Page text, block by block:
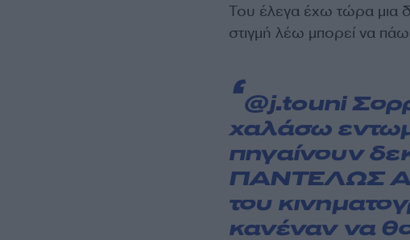
Του έλεγα έχω τώρα μια
στιγμή λέω μπορεί να
@j.touni
χαλάσω
πηγαίνουν
ΠΑΝΤΕΛΩΣ
του
κανέναν να